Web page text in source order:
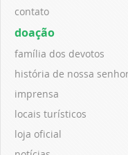
contato
doação
família dos devotos
história de nossa
imprensa
locais turísticos
loja oficial